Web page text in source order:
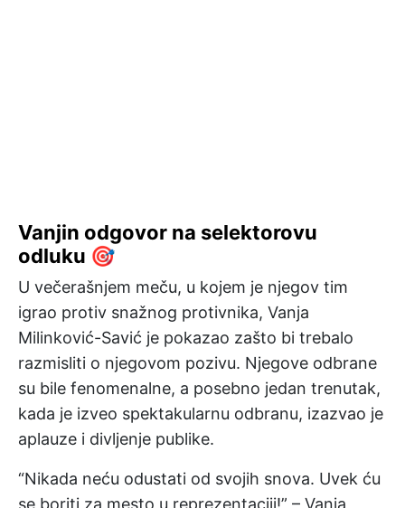
Vanjin odgovor na selektorovu
odluku 🎯
U večerašnjem meču, u kojem je njegov tim
igrao protiv snažnog protivnika, Vanja
Milinković-Savić je pokazao zašto bi trebalo
razmisliti o njegovom pozivu. Njegove odbrane
su bile fenomenalne, a posebno jedan trenutak,
kada je izveo spektakularnu odbranu, izazvao je
aplauze i divljenje publike.
“Nikada neću odustati od svojih snova. Uvek ću
se boriti za mesto u reprezentaciji!” – Vanja